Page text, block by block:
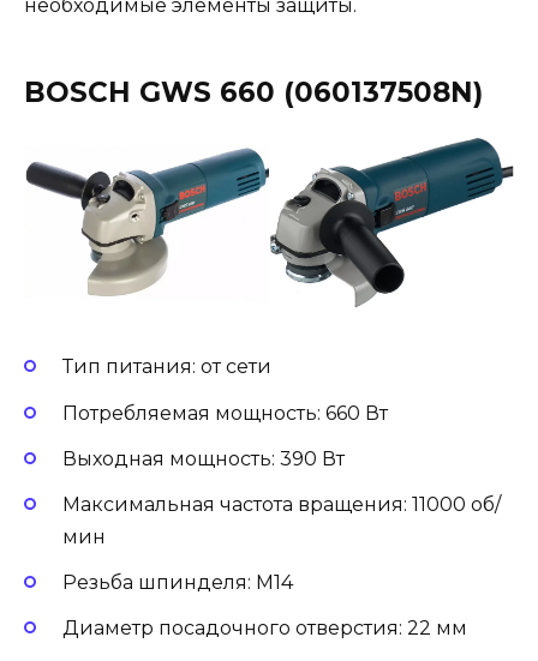
необходимые элементы защиты.
BOSCH GWS 660 (060137508N)
Тип питания: от сети
Потребляемая мощность: 660 Вт
Выходная мощность: 390 Вт
Максимальная частота вращения: 11000 об/
мин
Резьба шпинделя: М14
Диаметр посадочного отверстия: 22 мм